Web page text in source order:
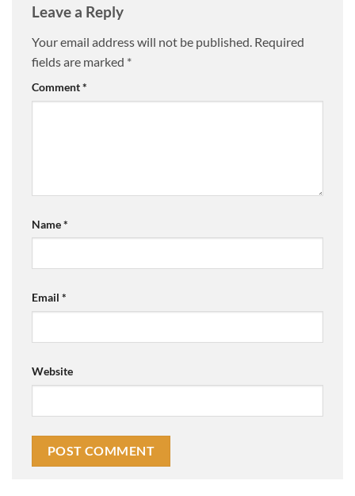
Leave a Reply
Your email address will not be published. Required
fields are marked *
Comment*
Name*
Email *
Website